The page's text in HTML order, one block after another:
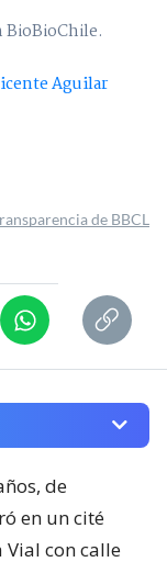
Aguilar
de BBCL
de
en un cité
con calle